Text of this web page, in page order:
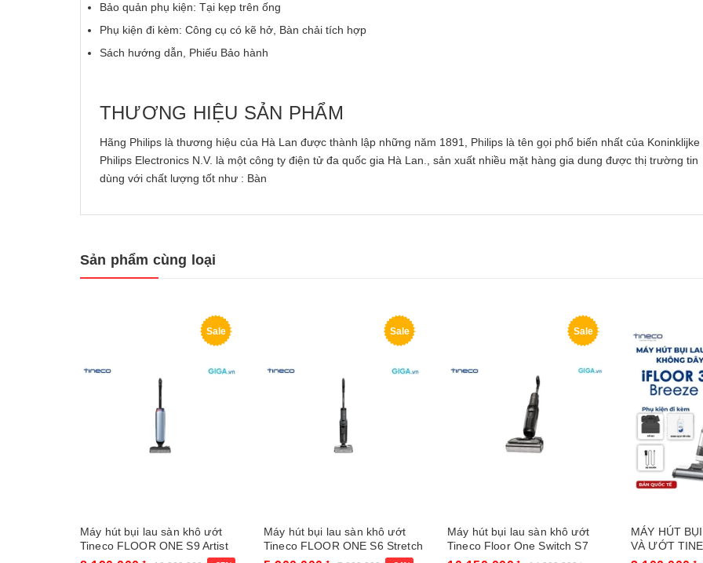
Bảo quản phụ kiện: Tại kẹp trên ống
Phụ kiện đi kèm: Công cụ có kẽ hở, Bàn chải tích hợp
Sách hướng dẫn, Phiếu Bảo hành
THƯƠNG HIỆU SẢN PHẨM
Hãng Philips là thương hiệu của Hà Lan được thành lập những năm 1891, Philips là tên gọi phổ biến nhất của Koninklijke
Philips Electronics N.V. là một công ty điện tử đa quốc gia Hà Lan., sản xuất nhiều mặt hàng gia dung được thị trường tin
dùng với chất lượng tốt như : Bàn
Sản phẩm cùng loại
Sale
Máy hút bụi lau sàn khô ướt
Tineco FLOOR ONE S9 Artist
Prime
Sale
Máy hút bụi lau sàn khô ướt
Tineco FLOOR ONE S6 Stretch
Extreme
Sale
Máy hút bụi lau sàn khô ướt
Tineco Floor One Switch S7
Stretch
MÁY HÚT
VÀ ƯỚT
BREEZE